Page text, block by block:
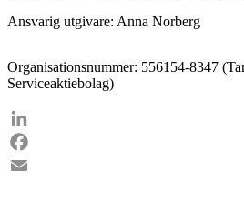
Ansvarig utgivare: Anna Norberg
Organisationsnummer: 556154-8347
Serviceaktiebolag)
LinkedIn
Facebook